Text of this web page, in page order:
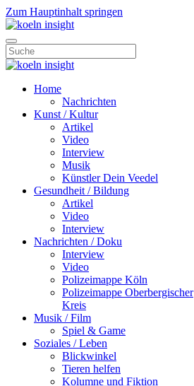
Zum Hauptinhalt springen
Home
Nachrichten
Kunst / Kultur
Artikel
Video
Interview
Musik
Künstler Dein Veedel
Gesundheit / Bildung
Artikel
Video
Interview
Nachrichten / Doku
Interview
Video
Polizeimappe Köln
Polizeimappe Oberbergischer
Kreis
Musik / Film
Spiel & Game
Soziales / Leben
Blickwinkel
Tieren helfen
Kolumne und Fiktion